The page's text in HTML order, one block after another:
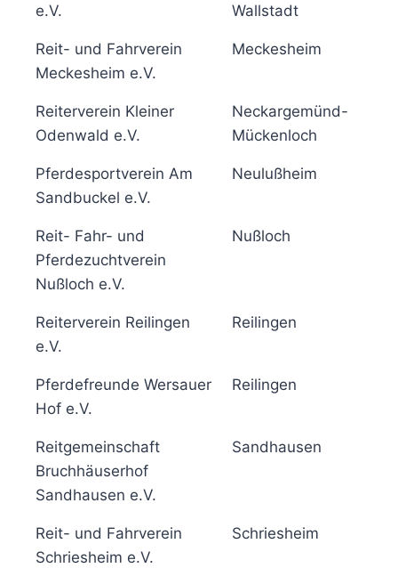
e.V.
Wallstadt
Reit- und Fahrverein
Meckesheim e.V.
Meckesheim
Reiterverein Kleiner
Odenwald e.V.
Neckargemünd-
Mückenloch
Pferdesportverein Am
Sandbuckel e.V.
Neulußheim
Reit- Fahr- und
Pferdezuchtverein
Nußloch e.V.
Nußloch
Reiterverein Reilingen
e.V.
Reilingen
Pferdefreunde Wersauer
Hof e.V.
Reilingen
Reitgemeinschaft
Bruchhäuserhof
Sandhausen e.V.
Sandhausen
Reit- und Fahrverein
Schriesheim e.V.
Schriesheim